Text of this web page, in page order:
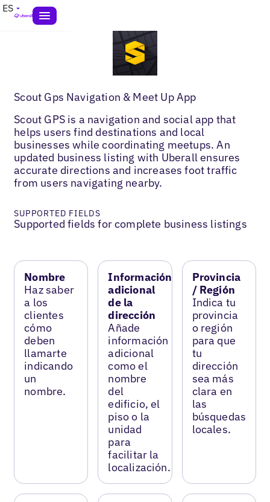
ES
Scout Gps Navigation & Meet Up App
Scout GPS is a navigation and social app that
helps users find destinations and local
businesses while coordinating meetups. An
updated business listing with Uberall ensures
accurate directions and increases foot traffic
from users navigating nearby.
SUPPORTED FIELDS
Supported fields for complete business listings
Nombre
Haz saber
a los
clientes
cómo
deben
llamarte
indicando
un
nombre.
Información
adicional
de la
dirección
Añade
información
adicional
como el
nombre
del
edificio, el
piso o la
unidad
para
facilitar la
localización.
Provincia
/ Región
Indica tu
provincia
o región
para que
tu
dirección
sea más
clara en
las
búsquedas
locales.